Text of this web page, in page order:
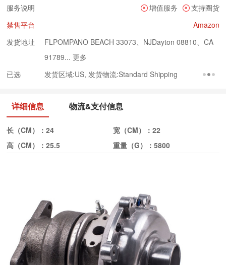
服务说明 增值服务
支持圈货
禁售平台
Amazon
发货地址
FLPOMPANO BEACH 33073、NJDayton 08810、CA
91789... 更多
已选
发货区域:US, 发货物流:Standard Shipping
详细信息 物流&支付信息
长（CM）：24 宽（CM）： 22
高（CM）：25.5 重量（G）： 5800